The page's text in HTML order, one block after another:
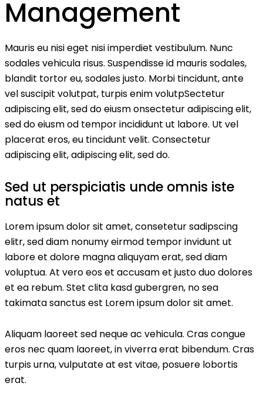
Management
Mauris eu nisi eget nisi imperdiet vestibulum. Nunc
sodales vehicula risus. Suspendisse id mauris sodales,
blandit tortor eu, sodales justo. Morbi tincidunt, ante
vel suscipit volutpat, turpis enim volutpSectetur
adipiscing elit, sed do eiusm onsectetur adipiscing elit,
sed do eiusm od tempor incididunt ut labore. Ut vel
placerat eros, eu tincidunt velit. Consectetur
adipiscing elit, adipiscing elit, sed do.
Sed ut perspiciatis unde omnis iste
natus et
Lorem ipsum dolor sit amet, consetetur sadipscing
elitr, sed diam nonumy eirmod tempor invidunt ut
labore et dolore magna aliquyam erat, sed diam
voluptua. At vero eos et accusam et justo duo dolores
et ea rebum. Stet clita kasd gubergren, no sea
takimata sanctus est Lorem ipsum dolor sit amet.
Aliquam laoreet sed neque ac vehicula. Cras congue
eros nec quam laoreet, in viverra erat bibendum. Cras
turpis urna, vulputate at est vitae, posuere lobortis
erat.